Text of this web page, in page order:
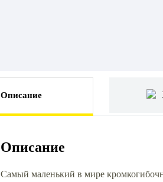
Описание
Описание
Самый маленький в мире